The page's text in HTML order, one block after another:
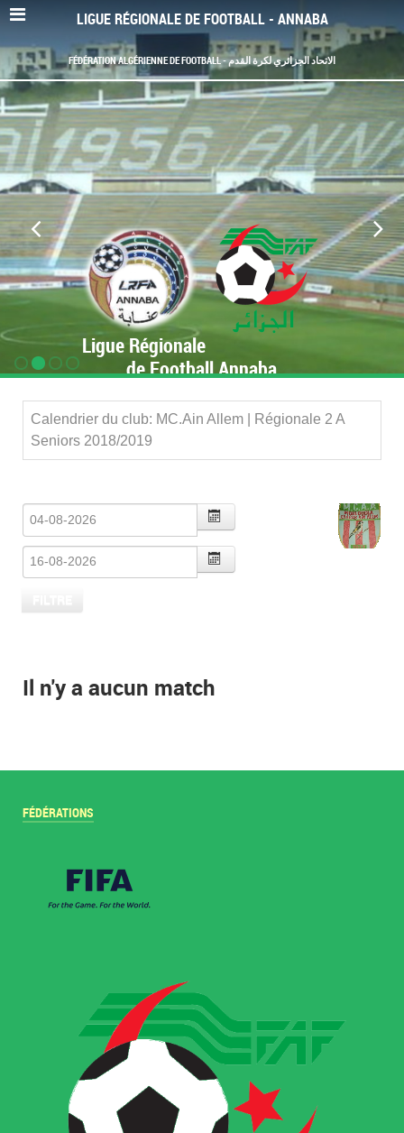
LIGUE RÉGIONALE DE FOOTBALL - ANNABA
FÉDÉRATION ALGÉRIENNE DE FOOTBALL - الاتحاد الجزائري لكرة القدم
Ligue Régionale
de Football Annaba
Calendrier du club: MC.Ain Allem | Régionale 2 A
Seniors 2018/2019
Il n'y a aucun match
FÉDÉRATIONS